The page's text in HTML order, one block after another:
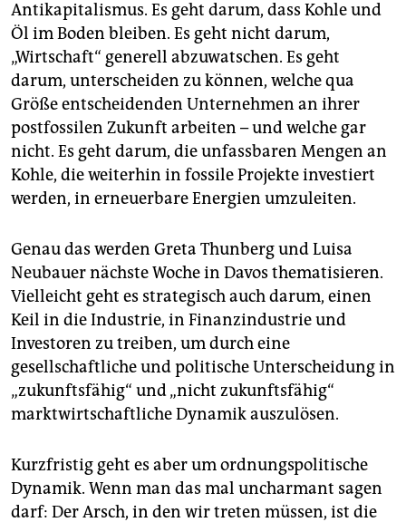
Antikapitalismus. Es geht darum, dass Kohle und
Öl im Boden bleiben. Es geht nicht darum,
„Wirtschaft“ generell abzuwatschen. Es geht
darum, unterscheiden zu können, welche qua
Größe entscheidenden Unternehmen an ihrer
postfossilen Zukunft arbeiten – und welche gar
nicht. Es geht darum, die unfassbaren Mengen an
Kohle, die weiterhin in fossile Projekte investiert
werden, in erneuerbare Energien umzuleiten.
Genau das werden Greta Thunberg und Luisa
Neubauer nächste Woche in Davos thematisieren.
Vielleicht geht es strategisch auch darum, einen
Keil in die Industrie, in Finanzindustrie und
Investoren zu treiben, um durch eine
gesellschaftliche und politische Unterscheidung in
„zukunftsfähig“ und „nicht zukunftsfähig“
marktwirtschaftliche Dynamik auszulösen.
Kurzfristig geht es aber um ordnungspolitische
Dynamik. Wenn man das mal uncharmant sagen
darf: Der Arsch, in den wir treten müssen, ist die